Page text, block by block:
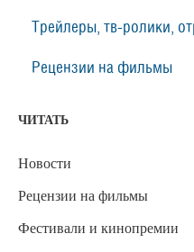
Трейлеры, тв-ролики,
Рецензии на фильмы
ЧИТАТЬ
Новости
Рецензии на фильмы
Фестивали и кинопремии